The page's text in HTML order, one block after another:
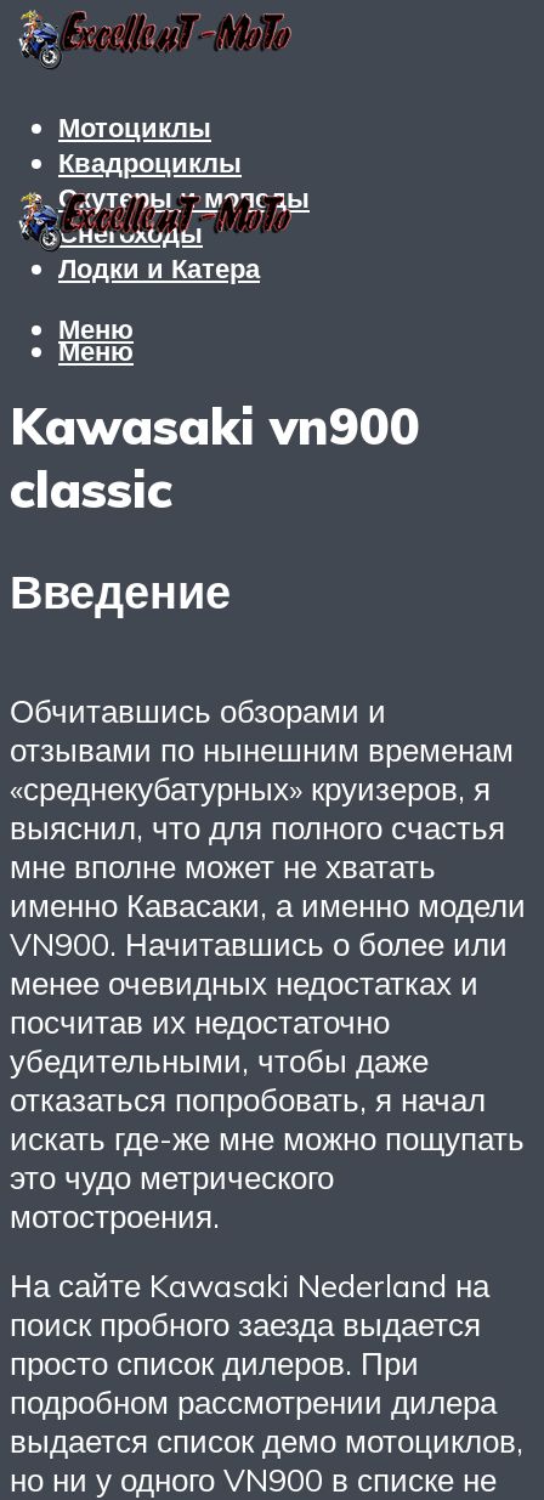
Мотоциклы
Квадроциклы
Скутеры и мопеды
Снегоходы
Лодки и Катера
Меню
Меню
Kawasaki vn900
classic
Введение
Обчитавшись обзорами и
отзывами по нынешним временам
«среднекубатурных» круизеров, я
выяснил, что для полного счастья
мне вполне может не хватать
именно Кавасаки, а именно модели
VN900. Начитавшись о более или
менее очевидных недостатках и
посчитав их недостаточно
убедительными, чтобы даже
отказаться попробовать, я начал
искать где-же мне можно пощупать
это чудо метрического
мотостроения.
На сайте Kawasaki Nederland на
поиск пробного заезда выдается
просто список дилеров. При
подробном рассмотрении дилера
выдается список демо мотоциклов,
но ни у одного VN900 в списке не